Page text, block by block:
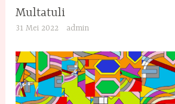
Multatuli
31 Mei 2022 admin